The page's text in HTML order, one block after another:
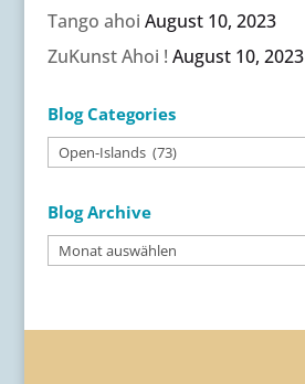
Tango ahoi August 10, 2023
ZuKunst Ahoi ! August 10, 2023
Blog Categories
Blog
Categories
Blog Archive
Blog
Archive